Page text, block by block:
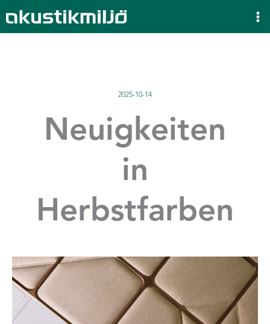
Inhalt
2025-10-14
Neuigkeiten
in
Herbstfarben